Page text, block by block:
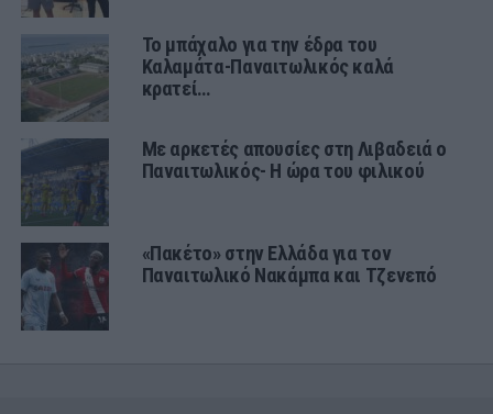
Το μπάχαλο για την έδρα του
Καλαμάτα-Παναιτωλικός καλά
κρατεί…
Με αρκετές απουσίες στη Λιβαδειά ο
Παναιτωλικός- Η ώρα του φιλικού
«Πακέτο» στην Ελλάδα για τον
Παναιτωλικό Νακάμπα και Τζενεπό